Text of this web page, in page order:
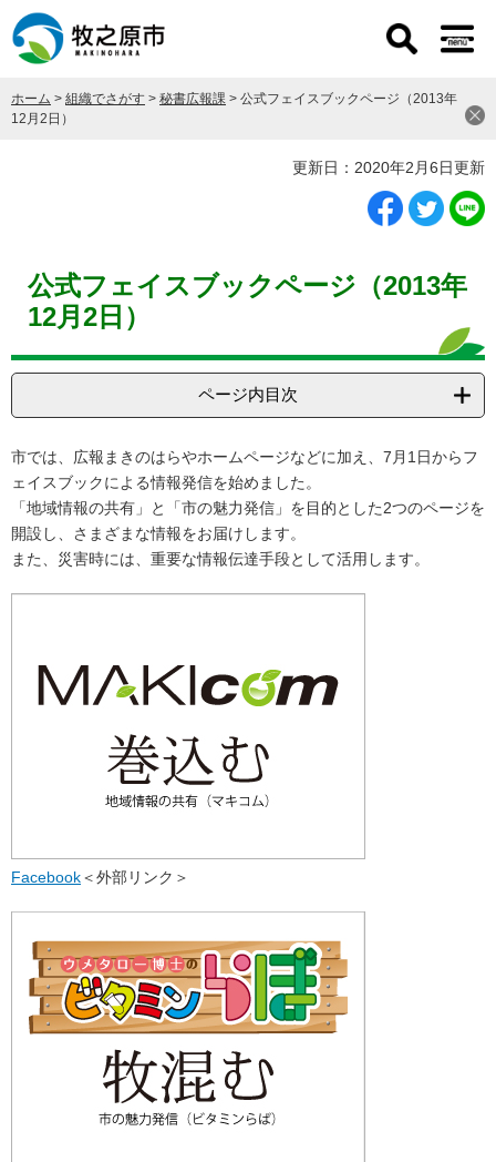
ー
先
頭
ニ
を
飛
ホーム > 組織でさがす > 秘書広報課 > 公式フェイスブックページ（2013年
12月2日）
更新日：2020年2月6日更新
公式フェイスブックページ（2013年
12月2日）
ページ内目次
市では、広報まきのはらやホームページなどに加え、7月1日からフ
ェイスブックによる情報発信を始めました。
「地域情報の共有」と「市の魅力発信」を目的とした2つのページを
開設し、さまざまな情報をお届けします。
また、災害時には、重要な情報伝達手段として活用します。
Facebook＜外部リンク＞